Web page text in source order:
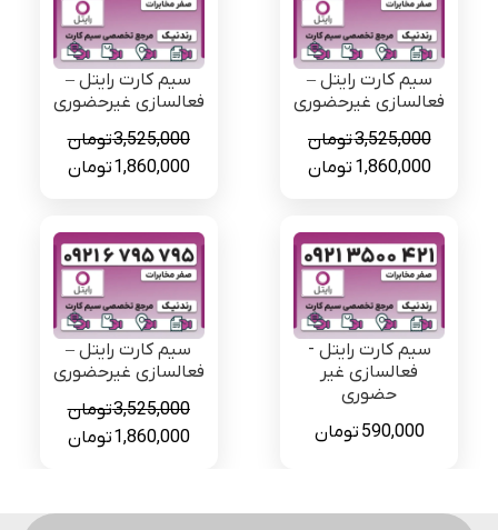
سیم کارت رایتل –
فعالسازی غیرحضوری
3,525,000تومان
قیمت
بود.
1,860,000 تومانقیمت
است.
سیم کارت رایتل –
فعالسازی غیرحضوری
3,525,000تومان
قیمت
بود.
1,860,000تومانقیمت
است.
سیم کارت رایتل -
فعالسازی غیر
حضوری
590,000 تومان
سیم کارت رایتل –
فعالسازی غیرحضوری
3,525,000تومان
قیمت
بود.
1,860,000تومانقیمت
است.